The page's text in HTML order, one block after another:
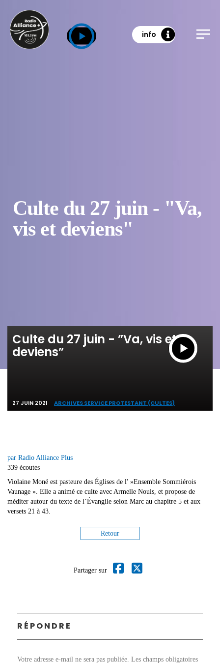
info
Culte du 27 juin - "Va,
vis et deviens"
Culte du 27 juin - ”Va, vis et
deviens”
27 JUIN 2021 ARCHIVES SERVICE PROTESTANT (CULTES)
par Radio Alliance Plus
339 écoutes
Violaine Moné est pasteure des Églises de l' »Ensemble Sommiérois
Vaunage ». Elle a animé ce culte avec Armelle Nouis, et propose de
méditer autour du texte de l’Évangile selon Marc au chapitre 5 et aux
versets 21 à 43.
Retour
Partager sur
RÉPONDRE
Votre adresse e-mail ne sera pas publiée. Les champs obligatoires